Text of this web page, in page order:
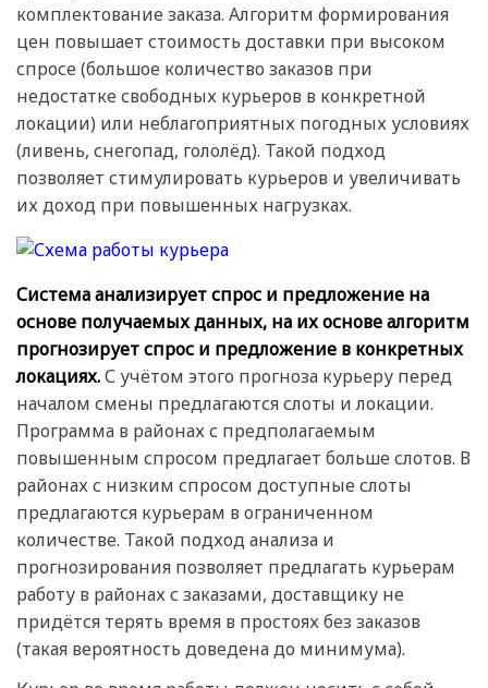
комплектование заказа. Алгоритм формирования
цен повышает стоимость доставки при высоком
спросе (большое количество заказов при
недостатке свободных курьеров в конкретной
локации) или неблагоприятных погодных условиях
(ливень, снегопад, гололёд). Такой подход
позволяет стимулировать курьеров и увеличивать
их доход при повышенных нагрузках.
Система анализирует спрос и предложение на
основе получаемых данных, на их основе алгоритм
прогнозирует спрос и предложение в конкретных
локациях.С учётом этого прогноза курьеру перед
началом смены предлагаются слоты и локации.
Программа в районах с предполагаемым
повышенным спросом предлагает больше слотов. В
районах с низким спросом доступные слоты
предлагаются курьерам в ограниченном
количестве. Такой подход анализа и
прогнозирования позволяет предлагать курьерам
работу в районах с заказами, доставщику не
придётся терять время в простоях без заказов
(такая вероятность доведена до минимума).